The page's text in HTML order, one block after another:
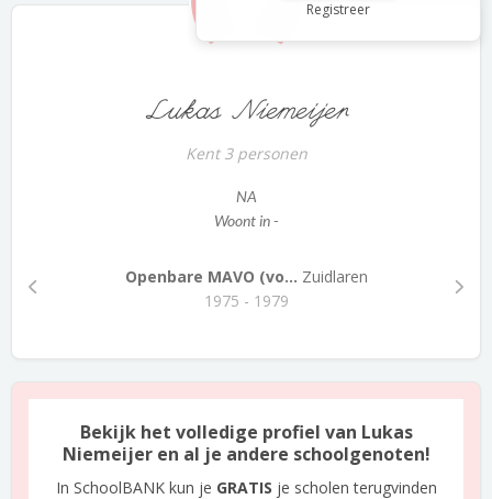
Registreer
Lukas Niemeijer
Kent 3 personen
NA
Woont in -
Openbare MAVO (vo... Zuidlaren
1975 - 1979
Bekijk het volledige profiel van Lukas
Niemeijer en al je andere schoolgenoten!
In SchoolBANK kun je GRATIS je scholen terugvinden